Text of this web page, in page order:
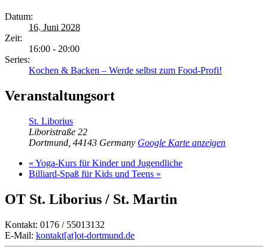
Datum:
16. Juni 2028
Zeit:
16:00 - 20:00
Series:
Kochen & Backen – Werde selbst zum Food-Profi!
Veranstaltungsort
St. Liborius
Liboristraße 22
Dortmund 44143 Germany Google Karte anzeigen
« Yoga-Kurs für Kinder und Jugendliche
Billiard-Spaß für Kids und Teens »
OT St. Liborius / St. Martin
Kontakt: 0176 / 55013132
E-Mail: kontakt[at]ot-dortmund.de